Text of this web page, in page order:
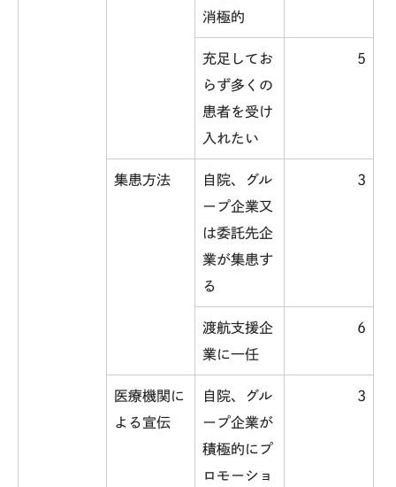
消極的
充足してお
らず多くの
患者を受け
入れたい
5
集患方法
自院、グル
ープ企業又
は委託先企
業が集患す
る
3
渡航支援企
業に一任
6
医療機関に
よる宣伝
自院、グル
ープ企業が
積極的にプ
ロモーショ
3